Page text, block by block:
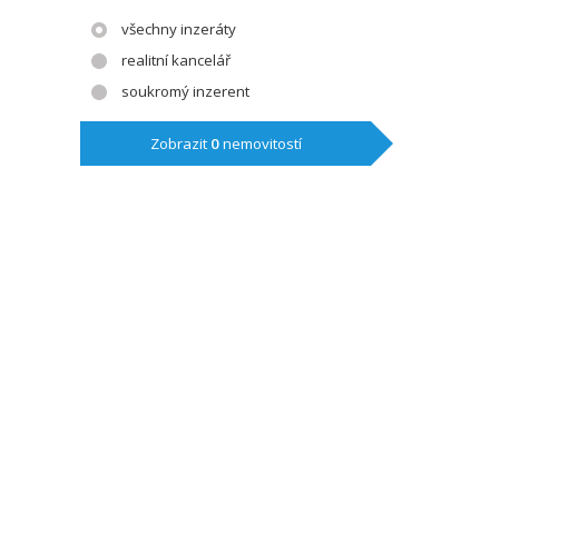
všechny inzeráty
realitní kancelář
soukromý inzerent
Zobrazit 0nemovitostí